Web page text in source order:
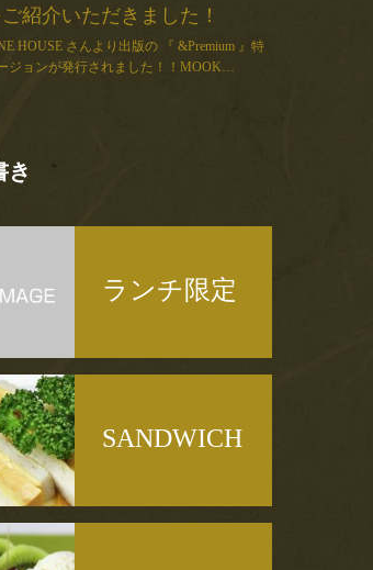
紹介いただきました！
HOUSE さんより出版の 『 &Premium 』特
ジョンが発行されました！！MOOK…
き
ランチ限定
SANDWICH